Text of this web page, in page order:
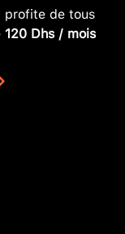
profite de tous
120 Dhs / mois